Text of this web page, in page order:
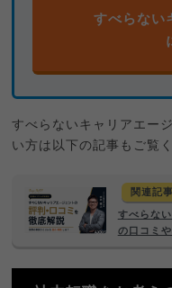
すべらない
すべらないキャリアエー
い方は以下の記事もご覧
関連記事
すべらな
の口コミ